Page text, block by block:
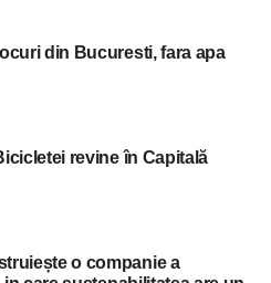
dus la vila sa din Rahova.
dureze timp de patru zile,
loc duminica.
marti, in jurul orei 3,00, prin
intre mai multe
politisti din cadrul Sectiei 20
din Bucuresti, fara apa
revine în Capitală
o companie a